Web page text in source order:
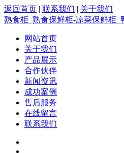
返回首页 | 联系我们 | 关于我们
熟食柜_熟食保鲜柜-凉菜保鲜柜
网站首页
关于我们
产品展示
合作伙伴
新闻资讯
成功案例
售后服务
在线留言
联系我们